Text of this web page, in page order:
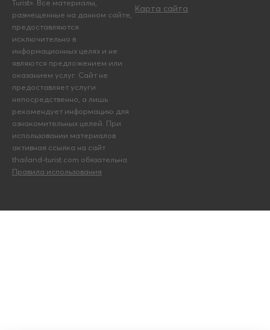
Turist». Все материалы,
размещенные на данном сайте,
предоставляются
исключительно в
информационных целях и не
являются предложением или
оказанием услуг. Сайт не
предоставляет услуги
непосредственно, а лишь
рекомендует информацию для
ознакомительных целей. При
использовании материалов
активная ссылка на сайт
thailand-turist.com обязательна.
Правила использования
Карта сайта